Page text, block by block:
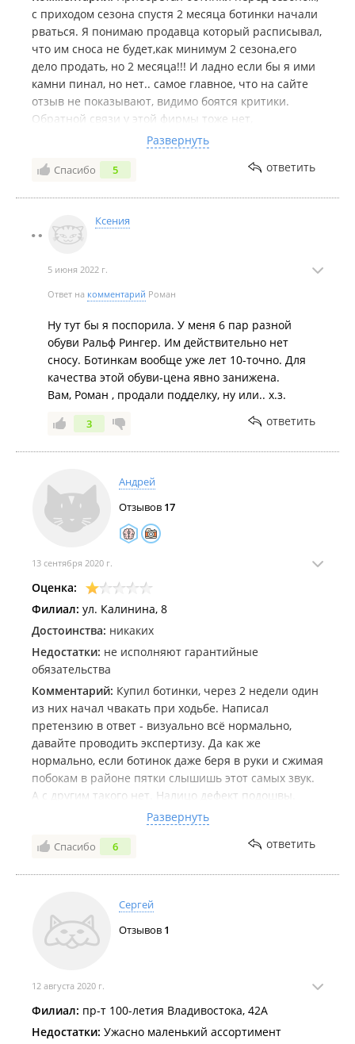
с приходом сезона спустя 2 месяца ботинки начали
рваться. Я понимаю продавца который расписывал,
что им сноса не будет,как минимум 2 сезона,его
дело продать, но 2 месяца!!! И ладно если бы я ими
камни пинал, но нет.. самое главное, что на сайте
отзыв не показывают, видимо боятся критики.
Обратной связи у этой фирмы тоже нет,
претензионный отдел спросил лишь где была
приобретена обувь, на этом все, тишина. В общем
итог такой если Вы готовы выложить 8000 за обувь
больше к ним не ногой.
Развернуть
Спасибо 5 ответить
Ксения
5 июня 2022 г.
Ответ на комментарий Роман
Ну тут бы я поспорила. У меня 6 пар разной
обуви Ральф Рингер. Им действительно нет
сносу. Ботинкам вообще уже лет 10-точно. Для
качества этой обуви-цена явно занижена.
Вам, Роман , продали подделку, ну или.. х.з.
3 ответить
Андрей
Отзывов 17
13 сентября 2020 г.
Оценка:
Филиал: ул. Калинина, 8
Достоинства: никаких
Недостатки: не исполняют гарантийные
обязательства
Комментарий: Купил ботинки, через 2 недели один
из них начал чвакать при ходьбе. Написал
претензию в ответ - визуально всё нормально,
давайте проводить экспертизу. Да как же
нормально, если ботинок даже беря в руки и сжимая
побокам в районе пятки слышишь этот самых звук.
А с другим такого нет. Налицо дефект подошвы.
Никому не рекомендую. С 90х подобного не
встречал. Обычно все продавцы ответственны и не
доводят дело до суда. Думают о своей репутации и
Развернуть
Спасибо 6 ответить
Сергей
Отзывов 1
12 августа 2020 г.
Филиал: пр-т 100-летия Владивостока, 42А
Недостатки: Ужасно маленький ассортимент